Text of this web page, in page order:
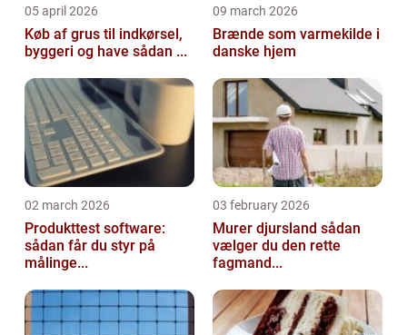
05 april 2026
Køb af grus til indkørsel,
byggeri og have sådan ...
09 march 2026
Brænde som varmekilde i
danske hjem
02 march 2026
Produkttest software:
sådan får du styr på
målinge...
03 february 2026
Murer djursland sådan
vælger du den rette
fagmand...